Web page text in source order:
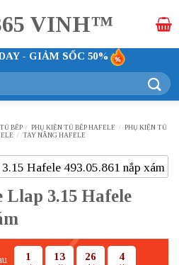
- GIẢM SỐC 50%
BẾP / PHỤ KIỆN TỦ BẾP HAFELE / PHỤ KIỆN TỦ
/ TAY NÂNG HAFELE
Llap 3.15 Hafele
1 13 26 3